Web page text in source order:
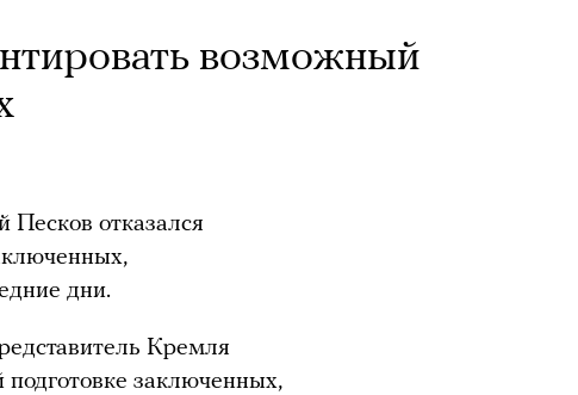
возможный
Песков отказался
дни.
Кремля
подготовке заключенных,